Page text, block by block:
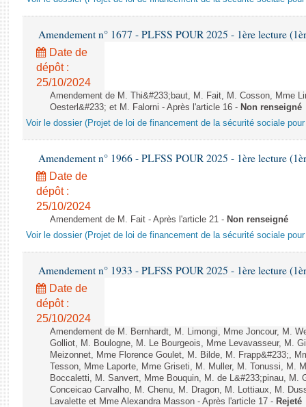
Amendement n° 1677 - PLFSS POUR 2025 - 1ère lecture
Date de
dépôt :
25/10/2024
Amendement de M. Thi&#233;baut, M. Fait, M. Cosson, Mme
Oesterl&#233; et M. Falorni - Après l'article 16 - Non renseigné
Voir le dossier (Projet de loi de financement de la sécurité sociale pour
Amendement n° 1966 - PLFSS POUR 2025 - 1ère lecture
Date de
dépôt :
25/10/2024
Amendement de M. Fait - Après l'article 21 - Non renseigné
Voir le dossier (Projet de loi de financement de la sécurité sociale pour
Amendement n° 1933 - PLFSS POUR 2025 - 1ère lecture
Date de
dépôt :
25/10/2024
Amendement de M. Bernhardt, M. Limongi, Mme Joncour, M.
Golliot, M. Boulogne, M. Le Bourgeois, Mme Levavasseur, M.
Meizonnet, Mme Florence Goulet, M. Bilde, M. Frapp&#233;,
Tesson, Mme Laporte, Mme Griseti, M. Muller, M. Tonussi, M.
Boccaletti, M. Sanvert, Mme Bouquin, M. de L&#233;pinau, M.
Conceicao Carvalho, M. Chenu, M. Dragon, M. Lottiaux, M.
Lavalette et Mme Alexandra Masson - Après l'article 17 - Rejeté